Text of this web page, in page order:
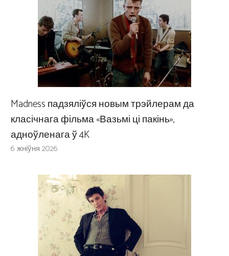
Madness падзяліўся новым трэйлерам да
класічнага фільма «Вазьмі ці пакінь»,
адноўленага ў 4K
6 жніўня 2026